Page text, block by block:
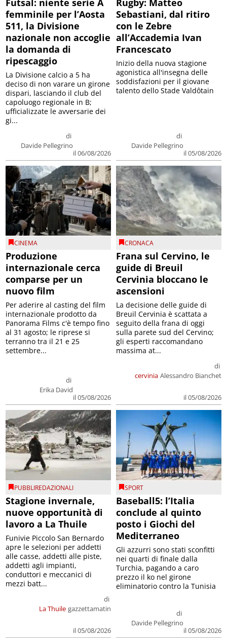
Futsal: niente serie A
femminile per l’Aosta
511, la Divisione
nazionale non accoglie
la domanda di
ripescaggio
di
Davide Pellegrino
il 06/08/2026
La Divisione calcio a 5 ha
deciso di non varare un girone
dispari, lasciando il club del
capoluogo regionale in B;
ufficializzate le avversarie dei
gi...
Rugby: Matteo
Sebastiani, dal ritiro
con le Zebre
all’Accademia Ivan
Francescato
di
Davide Pellegrino
il 05/08/2026
Inizio della nuova stagione
agonistica all'insegna delle
soddisfazioni per il giovane
talento dello Stade Valdôtain
CINEMA
Produzione
internazionale cerca
comparse per un
nuovo film
di
Erika David
il 05/08/2026
Per aderire al casting del film
internazionale prodotto da
Panorama Films c'è tempo fino
al 31 agosto; le riprese si
terranno tra il 21 e 25
settembre...
CRONACA
Frana sul Cervino, le
guide di Breuil
Cervinia bloccano le
ascensioni
cervinia
di
Alessandro Bianchet
il 05/08/2026
La decisione delle guide di
Breuil Cervinia è scattata a
seguito della frana di oggi
sulla parete sud del Cervino;
gli esperti raccomandano
massima at...
PUBBLIREDAZIONALI
Stagione invernale,
nuove opportunità di
lavoro a La Thuile
La Thuile
di
gazzettamatin
il 05/08/2026
Funivie Piccolo San Bernardo
apre le selezioni per addetti
alle casse, addetti alle piste,
addetti agli impianti,
conduttori e meccanici di
mezzi batt...
SPORT
Baseball5: l’Italia
conclude al quinto
posto i Giochi del
Mediterraneo
di
Davide Pellegrino
il 05/08/2026
Gli azzurri sono stati sconfitti
nei quarti di finale dalla
Turchia, pagando a caro
prezzo il ko nel girone
eliminatorio contro la Tunisia